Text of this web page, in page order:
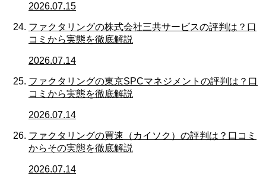
2026.07.15
ファクタリングの株式会社三共サービスの評判は？口
コミから実態を徹底解説
2026.07.14
ファクタリングの東京SPCマネジメントの評判は？口
コミから実態を徹底解説
2026.07.14
ファクタリングの買速（カイソク）の評判は？口コミ
からその実態を徹底解説
2026.07.14